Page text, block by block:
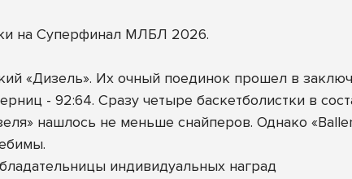
на Суперфинал МЛБЛ 2026.
«Дизель». Их очный поединок прошел в
- 92:64. Сразу четыре баскетболистки в
нашлось не меньше снайперов. Однако
индивидуальных наград